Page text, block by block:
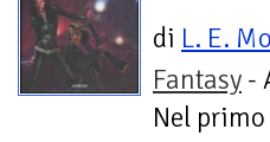
di L. E.
Fantasy -
Nel